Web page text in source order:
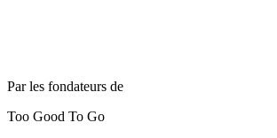
Par les fondateurs de
Too Good To Go